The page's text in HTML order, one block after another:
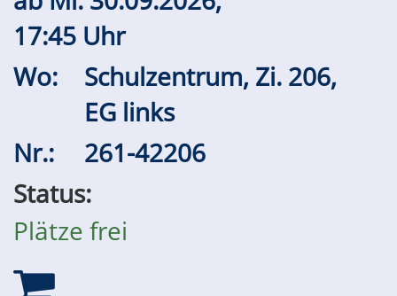
17:45 Uhr
Wo:
Schulzentrum, Zi. 206,
EG links
Nr.:
261-42206
Status:
Plätze frei